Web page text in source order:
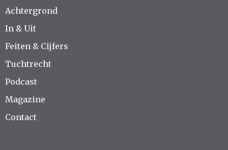
Achtergrond
In & Uit
Feiten & Cijfers
Tuchtrecht
Podcast
Magazine
Contact